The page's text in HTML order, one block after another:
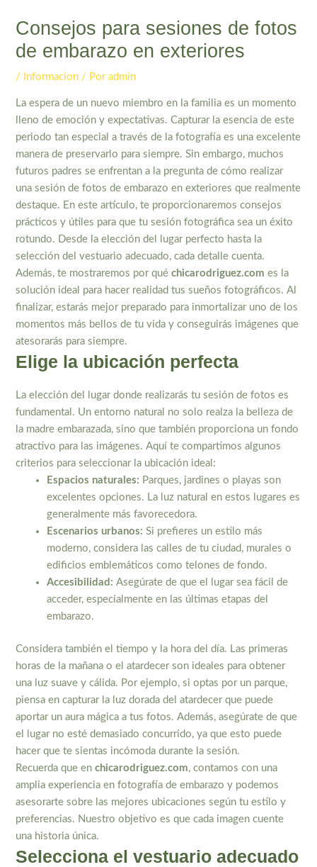
Consejos para sesiones de fotos
de embarazo en exteriores
/ Informacion / Poradmin
La espera de un nuevo miembro en la familia es un momento
lleno de emoción y expectativas. Capturar la esencia de este
periodo tan especial a través de la fotografía es una excelente
manera de preservarlo para siempre. Sin embargo, muchos
futuros padres se enfrentan a la pregunta de cómo realizar
una sesión de fotos de embarazo en exteriores que realmente
destaque. En este artículo, te proporcionaremos consejos
prácticos y útiles para que tu sesión fotográfica sea un éxito
rotundo. Desde la elección del lugar perfecto hasta la
selección del vestuario adecuado, cada detalle cuenta.
Además, te mostraremos por quéchicarodriguez.com es la
solución ideal para hacer realidad tus sueños fotográficos. Al
finalizar, estarás mejor preparado para inmortalizar uno de los
momentos más bellos de tu vida y conseguirás imágenes que
atesorarás para siempre.
Elige la ubicación perfecta
La elección del lugar donde realizarás tu sesión de fotos es
fundamental. Un entorno natural no solo realza la belleza de
la madre embarazada, sino que también proporciona un fondo
atractivo para las imágenes. Aquí te compartimos algunos
criterios para seleccionar la ubicación ideal:
Espacios naturales: Parques, jardines o playas son
excelentes opciones. La luz natural en estos lugares es
generalmente más favorecedora.
Escenarios urbanos: Si prefieres un estilo más
moderno, considera las calles de tu ciudad, murales o
edificios emblemáticos como telones de fondo.
Accesibilidad: Asegúrate de que el lugar sea fácil de
acceder, especialmente en las últimas etapas del
embarazo.
Considera también el tiempo y la hora del día. Las primeras
horas de la mañana o el atardecer son ideales para obtener
una luz suave y cálida. Por ejemplo, si optas por un parque,
piensa en capturar la luz dorada del atardecer que puede
aportar un aura mágica a tus fotos. Además, asegúrate de que
el lugar no esté demasiado concurrido, ya que esto puede
hacer que te sientas incómoda durante la sesión.
Recuerda que enchicarodriguez.com, contamos con una
amplia experiencia en fotografía de embarazo y podemos
asesorarte sobre las mejores ubicaciones según tu estilo y
preferencias. Nuestro objetivo es que cada imagen cuente
una historia única.
Selecciona el vestuario adecuado